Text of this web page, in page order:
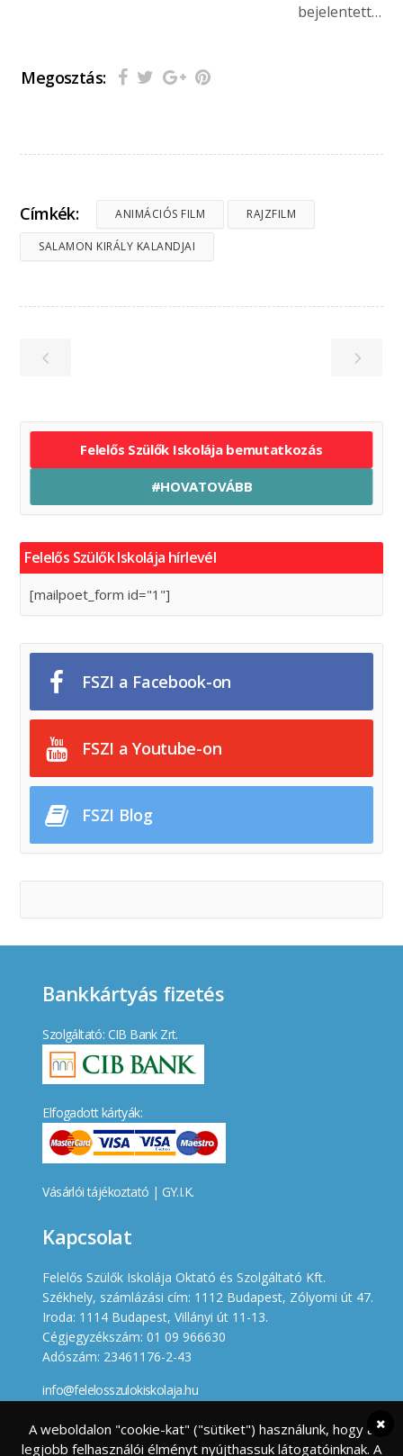
bejelentett…
Megosztás:
Címkék: ANIMÁCIÓS FILM RAJZFILM
SALAMON KIRÁLY KALANDJAI
Felelős Szülők Iskolája bemutatkozás
#HOVATOVÁBB
Felelős Szülők Iskolája hírlevél
[mailpoet_form id="1"]
FSZI a Facebook-on
FSZI a Youtube-on
FSZI Blog
Bankkártyás fizetés
Szolgáltató: CIB Bank Zrt.
Elfogadott kártyák:
Vásárlói tájékoztató | GY.I.K.
Kapcsolat
Felelős Szülők Iskolája Oktató és Szolgáltató Kft.
Székhely, számlázási cím: 1112 Budapest, Zólyomi út 47.
Iroda: 1114 Budapest, Villányi út 11-13.
Cégjegyzékszám: 01 09 966630
Adószám: 23461176-2-43
info@felelosszulokiskolaja.hu
A weboldalon "cookie-kat" ("sütiket") használunk, hogy a
legjobb felhasználói élményt nyújthassuk látogatóinknak. A